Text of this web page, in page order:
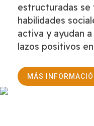
estructuradas se
habilidades
activa y ayudan
lazos positivos
MÁS